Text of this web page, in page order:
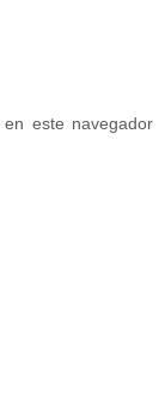
este navegador